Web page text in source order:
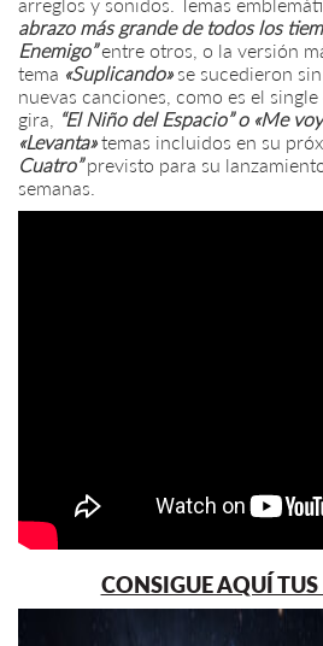
abrazo más grande de todos los
Enemigo”entre otros, o la versión
tema «Suplicando»se sucedieron
nuevas canciones, como es el
gira,
“El Niño del Espacio” o «Me
«Levanta» temas incluidos en su
Cuatro”previsto para su
semanas.
CONSIGUE AQUÍ